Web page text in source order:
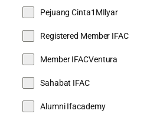
Pejuang Cinta1MIlyar
Registered Member IFAC
Member IFACVentura
Sahabat IFAC
Alumni Ifacademy